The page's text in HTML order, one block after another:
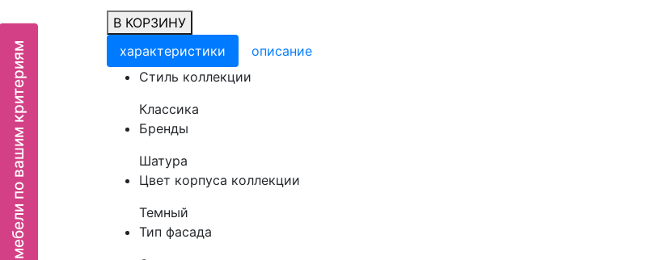
В КОРЗИНУ
характеристики
описание
Cтиль коллекции
Классика
Бренды
Шатура
Цвет корпуса коллекции
Темный
Тип фасада
Подбор мебели по вашим критериям